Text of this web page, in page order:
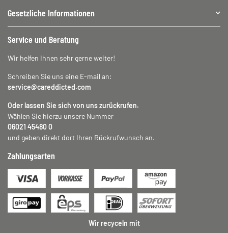
Gesetzliche Informationen
Service und Beratung
Wir helfen Ihnen sehr gerne weiter!
Schreiben Sie uns eine E-mail an:
service@careddicted.com
Oder lassen Sie sich von uns zurückrufen.
Wählen Sie hierzu unsere Nummer
06021 45480 0
und geben direkt dort Ihren Rückrufwunsch an.
Zahlungsarten
Wir recyceln mit